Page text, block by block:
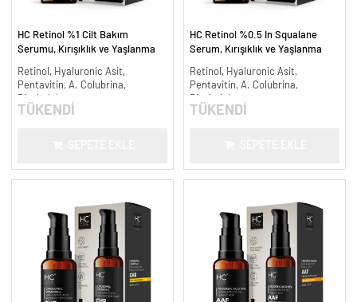
HC Retinol %1 Cilt Bakım
Serumu, Kırışıklık ve Yaşlanma
Retinol, Hyaluronic Asit,
Pentavitin, A. Colubrina,
Bisabolol
TÜKENDİ
HC Retinol %0.5 In Squalane
Serum, Kırışıklık ve Yaşlanma
Retinol, Hyaluronic Asit,
Pentavitin, A. Colubrina,
Bisabolol
TÜKENDİ